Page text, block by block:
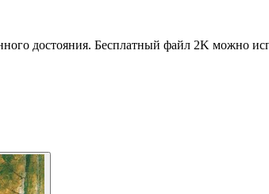
достояния. Бесплатный файл 2K можно